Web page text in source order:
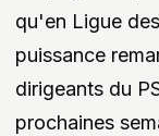
qu'en Ligue
puissance
dirigeants du
prochaines